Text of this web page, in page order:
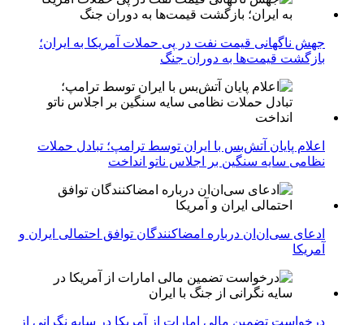
جهش ناگهانی قیمت نفت در پی حملات آمریکا به ایران؛
بازگشت قیمت‌ها به دوران جنگ
اعلام پایان آتش‌بس با ایران توسط ترامپ؛ تبادل حملات
نظامی سایه سنگین بر اجلاس ناتو انداخت
ادعای سی‌ان‌ان درباره امضاکنندگان توافق احتمالی ایران و
آمریکا
درخواست تضمین مالی امارات از آمریکا در سایه نگرانی از